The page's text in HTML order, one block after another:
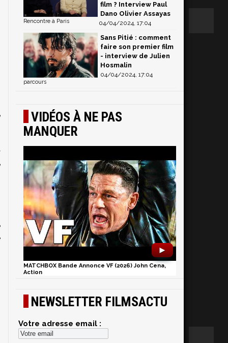
film ? Interview Paul
Dano Olivier Assayas
04/04/2024, 17:04
Rencontre à Paris
Sans Pitié : comment
faire son premier film
- interview de Julien
Hosmalin
04/04/2024, 17:04
parcours
VIDÉOS À NE PAS
MANQUER
►
MATCHBOX Bande Annonce VF (2026) John Cena,
Action
NEWSLETTER FILMSACTU
Votre adresse email :